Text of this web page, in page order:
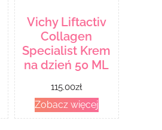
Vichy Liftactiv
Collagen
Specialist Krem
na dzień 50 ML
115.00zł
Zobacz więcej